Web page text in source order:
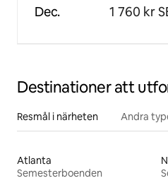
Dec. 1 760 kr
Destinationer att
Resmål i närheten Andra
Atlanta
Semesterboenden